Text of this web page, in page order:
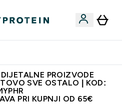
PROIZVODE
SVE OSTALO | KOD:
PRI KUPNJI OD 65€